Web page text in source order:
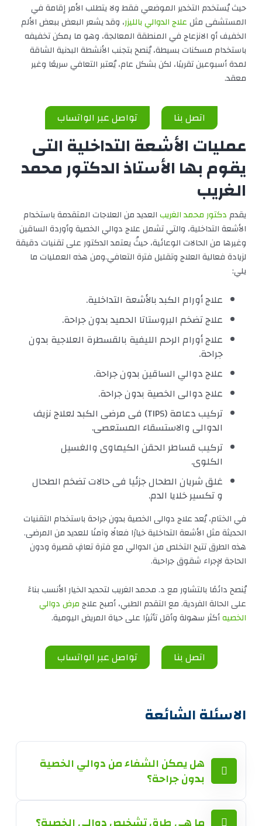
حيث يُستخدم التخدير الموضعي فقط ولا يتطلب الأمر إقامة في
المستشفى مثلعلاج الدوالي بالليزر، وقد يشعر البعض ببعض الألم
الخفيف أو الانزعاج في المنطقة المعالجة، وهو ما يمكن تخفيفه
باستخدام مسكنات بسيطة، يُنصح بتجنب الأنشطة البدنية الشاقة
لمدة أسبوعين تقريبًا، لكن بشكل عام، يُعتبر التعافي سريعًا وغير
معقد.
اتصل بنا تواصل عبر الواتساب
عمليات الأشعة التداخلية التى
يقوم بها الأستاذ الدكتور محمد
الغريب
يقدمدكتور محمد الغريبالعديد من العلاجات المتقدمة باستخدام
الأشعة التداخلية، والتي تشمل علاج دوالي الخصية وأوردة الساقين
وغيرها من الحالات الوعائية، حيثُ يعتمد الدكتور على تقنيات دقيقة
لزيادة فعالية العلاج وتقليل فترة التعافي.ومن هذه العمليات ما
يلي:
علاج أورام الكبد بالأشعة التداخلية.
علاج تضخم البروستاتا الحميد بدون جراحة.
علاج أورام الرحم الليفية بالقسطرة العلاجية بدون
جراحة.
علاج دوالي الساقين بدون جراحة.
علاج دوالى الخصية بدون جراحة.
تركيب دعامة (TIPS) فى مرضى الكبد لعلاج نزيف
الدوالى والاستسقاء المستعصى.
تركيب قساطر الحقن الكيماوى والغسيل
الكلوى.
غلق شريان الطحال جزئيا فى حالات تضخم الطحال
و تكسير خلايا الدم.
في الختام، يُعد علاج دوالى الخصية بدون جراحة باستخدام التقنيات
الحديثة مثل الأشعة التداخلية خيارًا فعالًا وآمنًا للعديد من المرضى.
هذه الطرق تتيح التخلص من الدوالي مع فترة تعافٍ قصيرة ودون
الحاجة لإجراء شقوق جراحية.
يُنصح دائمًا بالتشاور مع د. محمد الغريب لتحديد الخيار الأنسب بناءً
على الحالة الفردية. مع التقدم الطبي، أصبح علاجمرض دوالي
الخصيهأكثر سهولة وأقل تأثيرًا على حياة المريض اليومية.
اتصل بنا تواصل عبر الواتساب
الاسئلة الشائعة
هل يمكن الشفاء من دوالي الخصية
بدون جراحة؟